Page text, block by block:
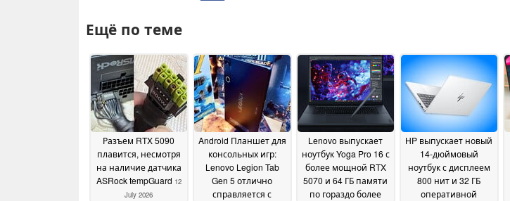
Ещё по теме
Разъем RTX 5090
плавится, несмотря
на наличие датчика
ASRock tempGuard 12
July 2026
Android Планшет для
консольных игр:
Lenovo Legion Tab
Gen 5 отлично
справляется с
Lenovo выпускает
ноутбук Yoga Pro 16 с
более мощной RTX
5070 и 64 ГБ памяти
по гораздо более
HP выпускает новый
14-дюймовый
ноутбук с дисплеем
800 нит и 32 ГБ
оперативной